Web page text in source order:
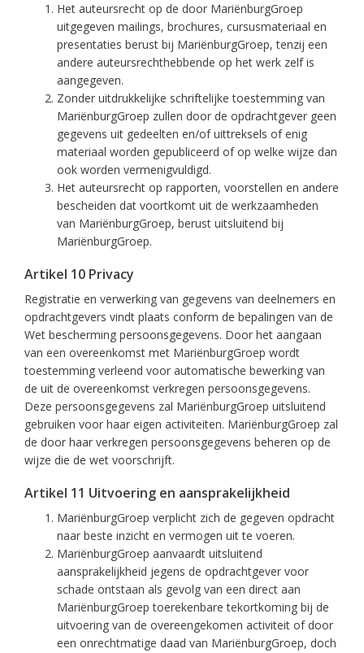
Het auteursrecht op de door MariënburgGroep
uitgegeven mailings, brochures, cursusmateriaal en
presentaties berust bij MariënburgGroep, tenzij een
andere auteursrechthebbende op het werk zelf is
aangegeven.
Zonder uitdrukkelijke schriftelijke toestemming van
MariënburgGroep zullen door de opdrachtgever geen
gegevens uit gedeelten en/of uittreksels of enig
materiaal worden gepubliceerd of op welke wijze dan
ook worden vermenigvuldigd.
Het auteursrecht op rapporten, voorstellen en andere
bescheiden dat voortkomt uit de werkzaamheden
van MariënburgGroep, berust uitsluitend bij
MariënburgGroep.
Artikel 10 Privacy
Registratie en verwerking van gegevens van deelnemers en
opdrachtgevers vindt plaats conform de bepalingen van de
Wet bescherming persoonsgegevens. Door het aangaan
van een overeenkomst met MariënburgGroep wordt
toestemming verleend voor automatische bewerking van
de uit de overeenkomst verkregen persoonsgegevens.
Deze persoonsgegevens zal MariënburgGroep uitsluitend
gebruiken voor haar eigen activiteiten. MariënburgGroep zal
de door haar verkregen persoonsgegevens beheren op de
wijze die de wet voorschrijft.
Artikel 11 Uitvoering en aansprakelijkheid
MariënburgGroep verplicht zich de gegeven opdracht
naar beste inzicht en vermogen uit te voeren.
MariënburgGroep aanvaardt uitsluitend
aansprakelijkheid jegens de opdrachtgever voor
schade ontstaan als gevolg van een direct aan
MariënburgGroep toerekenbare tekortkoming bij de
uitvoering van de overeengekomen activiteit of door
een onrechtmatige daad van MariënburgGroep, doch